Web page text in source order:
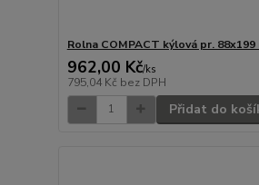
Rolna COMPACT kýlová pr. 88x199
962,00 Kč/ks
795,04 Kč bez DPH
Přidat do